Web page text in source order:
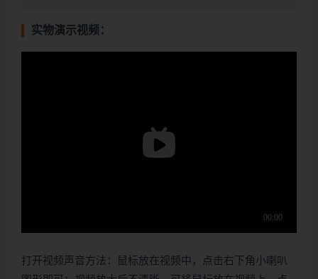
实物演示视频：
打开视频声音方法：鼠标放在视频中，点击右下角小喇叭